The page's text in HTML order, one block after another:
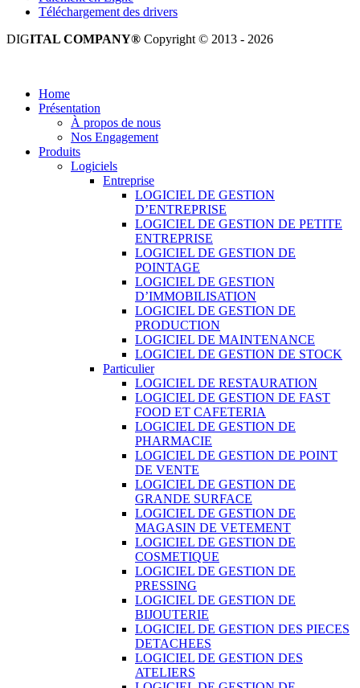
Téléchargement des drivers
DIGITAL COMPANY® Copyright © 2013 - 2026
Home
Présentation
À propos de nous
Nos Engagement
Produits
Logiciels
Entreprise
LOGICIEL DE GESTION
D’ENTREPRISE
LOGICIEL DE GESTION DE PETITE
ENTREPRISE
LOGICIEL DE GESTION DE
POINTAGE
LOGICIEL DE GESTION
D’IMMOBILISATION
LOGICIEL DE GESTION DE
PRODUCTION
LOGICIEL DE MAINTENANCE
LOGICIEL DE GESTION DE STOCK
Particulier
LOGICIEL DE RESTAURATION
LOGICIEL DE GESTION DE FAST
FOOD ET CAFETERIA
LOGICIEL DE GESTION DE
PHARMACIE
LOGICIEL DE GESTION DE POINT
DE VENTE
LOGICIEL DE GESTION DE
GRANDE SURFACE
LOGICIEL DE GESTION DE
MAGASIN DE VETEMENT
LOGICIEL DE GESTION DE
COSMETIQUE
LOGICIEL DE GESTION DE
PRESSING
LOGICIEL DE GESTION DE
BIJOUTERIE
LOGICIEL DE GESTION DES PIECES
DETACHEES
LOGICIEL DE GESTION DES
ATELIERS